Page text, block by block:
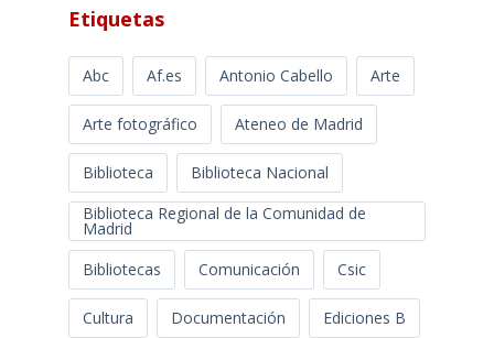
Etiquetas
Abc Af.es Antonio Cabello Arte
Arte fotográfico Ateneo de Madrid
Biblioteca
Biblioteca Nacional
Biblioteca Regional de la Comunidad de
Madrid
Bibliotecas
Comunicación Csic
Cultura Documentación Ediciones B